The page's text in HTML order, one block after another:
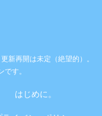
新再開は未定（絶望的）。
す。
はじめに。